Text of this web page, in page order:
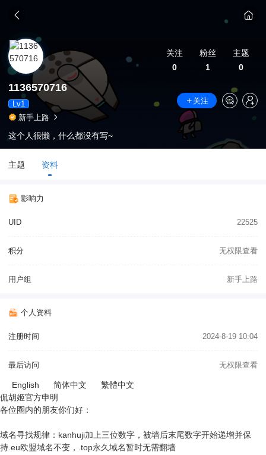
关注
0
粉丝
1
主题
0
1136570716
Lv1
关注
新手上路
这个人很懒，什么都没有写~
主题 资料
影响力
UID 22525
积分 无权限查看
用户组 新手上路
个人资料
注册时间 2024-8-19 10:04
最后访问 无权限查看
English 简体中文
繁體中文
侃胡姬官方申明
各位圈内的朋友你们好：
域名寻找规律：kanhuji加上三位数字，被墙后末尾数字开始递增并保
持.eu欧盟域名不变，.top永久域名暂时无需翻墙